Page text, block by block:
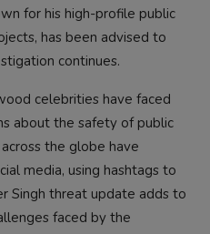
for his high-profile public
has been advised to
continues.
celebrities have faced
about the safety of public
the globe have
media, using hashtags to
Singh threat update adds to
faced by the